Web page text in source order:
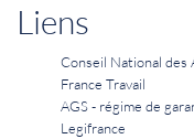
Liens
Conseil National des
France Travail
AGS - régime de
Legifrance